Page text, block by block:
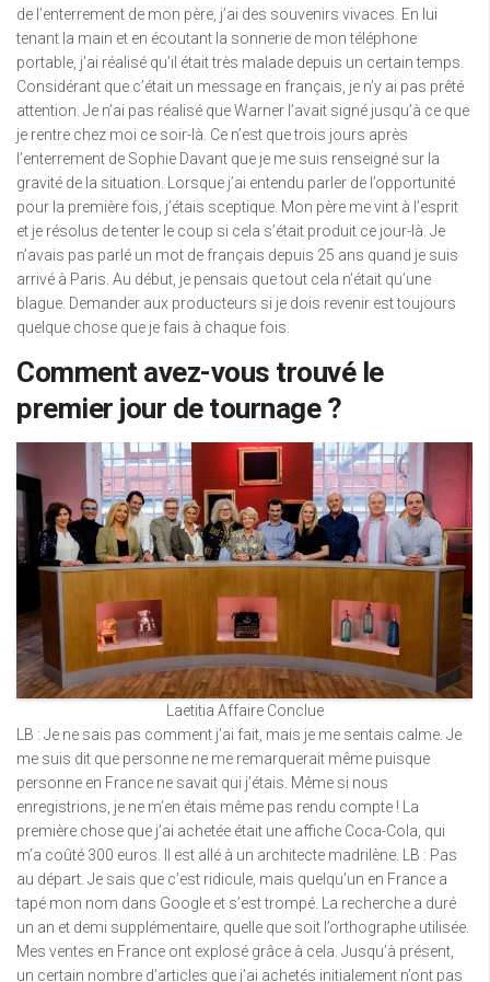
de l’enterrement de mon père, j’ai des souvenirs vivaces. En lui
tenant la main et en écoutant la sonnerie de mon téléphone
portable, j’ai réalisé qu’il était très malade depuis un certain temps.
Considérant que c’était un message en français, je n’y ai pas prêté
attention. Je n’ai pas réalisé que Warner l’avait signé jusqu’à ce que
je rentre chez moi ce soir-là. Ce n’est que trois jours après
l’enterrement de Sophie Davant que je me suis renseigné sur la
gravité de la situation. Lorsque j’ai entendu parler de l’opportunité
pour la première fois, j’étais sceptique. Mon père me vint à l’esprit
et je résolus de tenter le coup si cela s’était produit ce jour-là. Je
n’avais pas parlé un mot de français depuis 25 ans quand je suis
arrivé à Paris. Au début, je pensais que tout cela n’était qu’une
blague. Demander aux producteurs si je dois revenir est toujours
quelque chose que je fais à chaque fois.
Comment avez-vous trouvé le
premier jour de tournage ?
Laetitia Affaire Conclue
LB : Je ne sais pas comment j’ai fait, mais je me sentais calme. Je
me suis dit que personne ne me remarquerait même puisque
personne en France ne savait qui j’étais. Même si nous
enregistrions, je ne m’en étais même pas rendu compte ! La
première chose que j’ai achetée était une affiche Coca-Cola, qui
m’a coûté 300 euros. Il est allé à un architecte madrilène. LB : Pas
au départ. Je sais que c’est ridicule, mais quelqu’un en France a
tapé mon nom dans Google et s’est trompé. La recherche a duré
un an et demi supplémentaire, quelle que soit l’orthographe utilisée.
Mes ventes en France ont explosé grâce à cela. Jusqu’à présent,
un certain nombre d’articles que j’ai achetés initialement n’ont pas